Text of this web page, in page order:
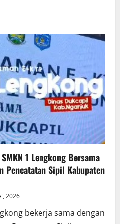
1 Lengkong Bersama
Pencatatan Sipil Kabupaten
2026
bekerja sama dengan